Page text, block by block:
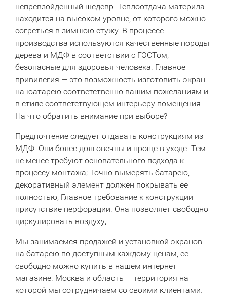
непревзойденный шедевр. Теплоотдача материла
находится на высоком уровне, от которого можно
согреться в зимнюю стужу. В процессе
производства используются качественные породы
дерева и МДФ в соответствии с ГОСТом,
безопасные для здоровья человека. Главное
привилегия — это возможность изготовить экран
на юатарею соответственно вашим пожеланиям и
в стиле соответствующем интерьеру помещения.
На что обратить внимание при выборе?
Предпочтение следует отдавать конструкциям из
МДФ. Они более долговечны и проще в уходе. Тем
не менее требуют основательного подхода к
процессу монтажа; Точно вымерять батарею,
декоративный элемент должен покрывать ее
полностью; Главное требование к конструкции —
присутствие перфорации. Она позволяет свободно
циркулировать воздуху;
Мы занимаемся продажей и установкой экранов
на батарею по доступным каждому ценам, ее
свободно можно купить в нашем интернет
магазине. Москва и область — территория на
которой мы сотрудничаем со своими клиентами.